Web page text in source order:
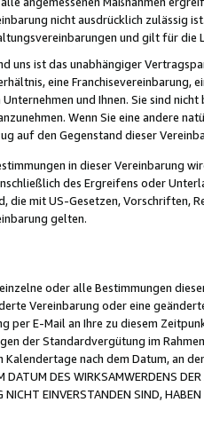
nicht ausdrücklich zulässig
und gilt für die
uns ist das unabhängiger
eine Franchisevereinbarung,
und Ihnen. Sie sind
Wenn Sie eine andere
auf den Gegenstand dieser
in dieser Vereinbarung
des Ergreifens oder
die mit US-Gesetzen, Vorschriften,
gelten.
oder alle Bestimmungen
Vereinbarung oder eine
per E-Mail an Ihre zu diesem
der Standardvergütung im
nach dem Datum, an
DATUM DES WIRKSAMWERDENS
EINVERSTANDEN SIND,